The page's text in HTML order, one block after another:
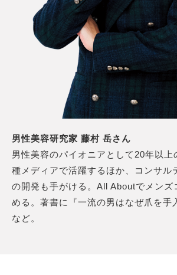
男性美容研究家 藤村 岳さん
男性美容のパイオニアとして20年以上
種メディアで活躍するほか、コンサル
の開発も手がける。All Aboutでメンズ
める。著書に『一流の男はなぜ爪を手
など。